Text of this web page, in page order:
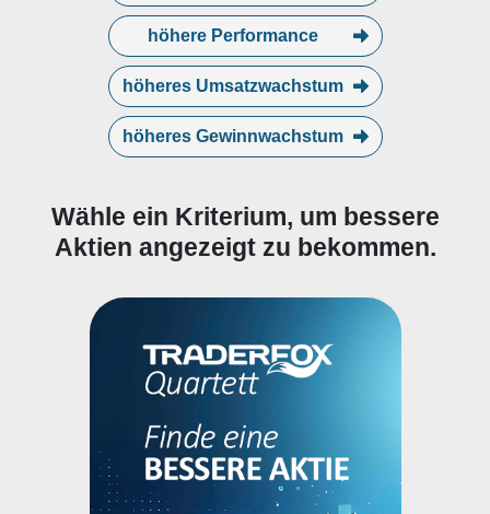
höhere Performance
höheres Umsatzwachstum
höheres Gewinnwachstum
Wähle ein Kriterium, um bessere
Aktien angezeigt zu bekommen.